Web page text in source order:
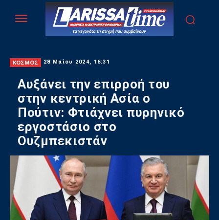
ΚΟΣΜΟΣ 28 Μαΐου 2024, 16:31
Αυξάνει την επιρροή του
στην κεντρική Ασία ο
Πούτιν: Φτιάχνει πυρηνικό
εργοστάσιο στο
Ουζμπεκιστάν